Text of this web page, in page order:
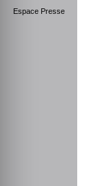
Espace Presse